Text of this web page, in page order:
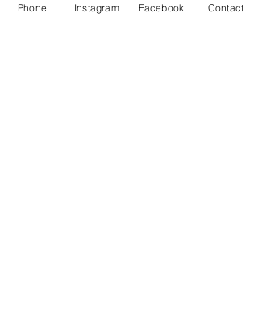
Phone Instagram Facebook Contact